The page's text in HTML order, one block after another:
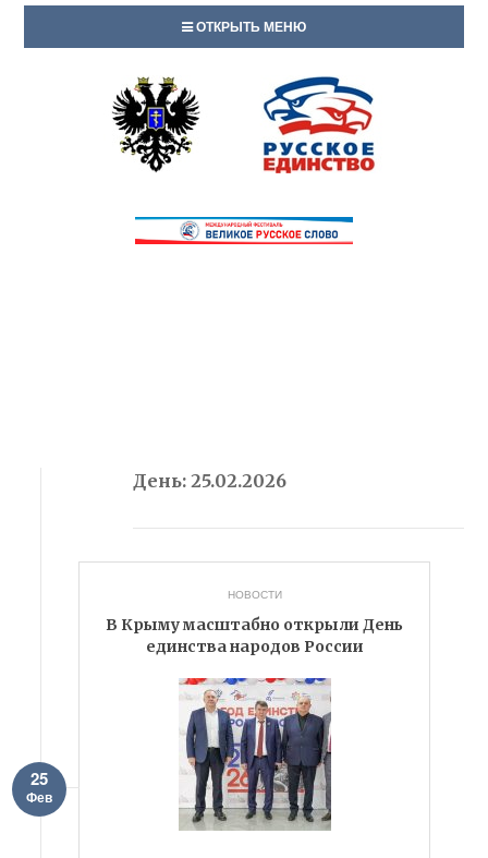
ОТКРЫТЬ МЕНЮ
День:25.02.2026
НОВОСТИ
В Крыму масштабно открыли День
единства народов России
25
Фев